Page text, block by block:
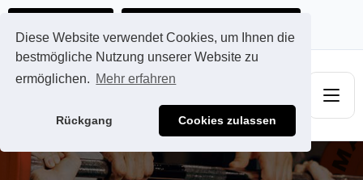
Diese Website verwendet Cookies, um Ihnen die
bestmögliche Nutzung unserer Website zu
ermöglichen. Mehr erfahren
Rückgang Cookies zulassen